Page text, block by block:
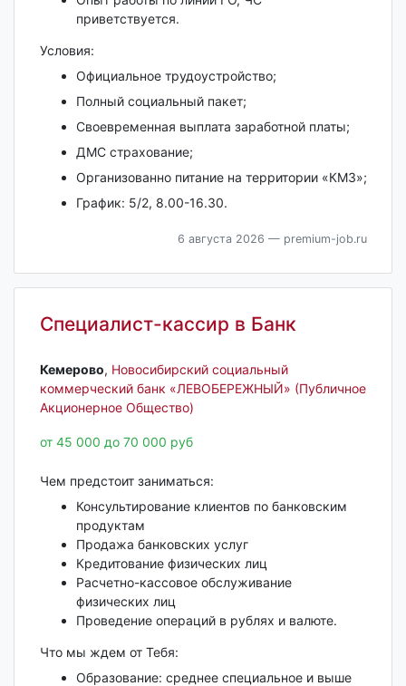
приветствуется.
Условия:
Официальное трудоустройство;
Полный социальный пакет;
Своевременная выплата заработной платы;
ДМС страхование;
Организованно питание на территории «КМЗ»;
График: 5/2, 8.00-16.30.
6 августа 2026 — premium-job.ru
Специалист-кассир в Банк
Кемерово‎, Новосибирский социальный
коммерческий банк «ЛЕВОБЕРЕЖНЫЙ» (Публичное
Акционерное Общество)
от 45 000 до 70 000 руб
Чем предстоит заниматься:
Консультирование клиентов по банковским
продуктам
Продажа банковских услуг
Кредитование физических лиц
Расчетно-кассовое обслуживание
физических лиц
Проведение операций в рублях и валюте.
Что мы ждем от Тебя:
Образование: среднее специальное и выше